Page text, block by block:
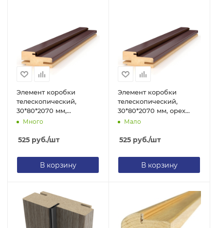
Элемент коробки
телескопический,
30*80*2070 мм,
лиственница, с
Много
525 руб./шт
В корзину
Элемент коробки
телескопический,
30*80*2070 мм, орех
темный, с уплотнителем
Мало
525 руб./шт
В корзину